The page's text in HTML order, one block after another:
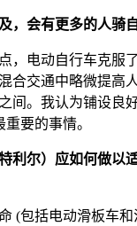
，会有更多的人骑
，电动自行车克服
合交通中略微提高
间。我认为铺设良
要的事情。
利尔）应如何做以
(包括电动滑板车和